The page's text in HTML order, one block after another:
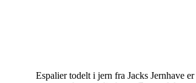
Espalier todelt i jern fraJacks Jernhave